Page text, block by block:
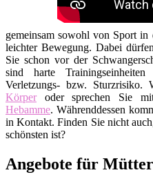
gemeinsam sowohl von Sport in
leichter Bewegung. Dabei
Sie schon vor der
sind harte
Verletzungs- bzw.
Körperoder sprechen Sie
Hebamme. Währenddessen
in Kontakt. Finden Sie nicht
schönsten ist?
Angebote für